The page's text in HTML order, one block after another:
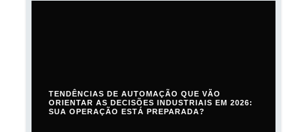
TENDÊNCIAS DE AUTOMAÇÃO QUE VÃO
ORIENTAR AS DECISÕES INDUSTRIAIS EM 2026:
SUA OPERAÇÃO ESTÁ PREPARADA?